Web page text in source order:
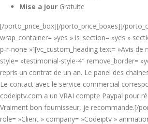
Mise a jour Gratuite
[/porto_price_box][/porto_price_boxes][/
wrap_container= »yes » is_section= »yes »
p-r-none »][vc_custom_heading text= »Avis de
style= »testimonial-style-4″ remove_border=
repris un contrat de un an. Le panel des
Le contact avec le service commercial
codeiptv.com a un VRAI compte Paypal pour
Vraiment bon fournisseur, je recommande.[/
role= »Client » company= »Codeiptv »